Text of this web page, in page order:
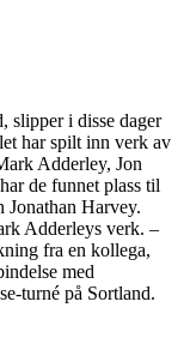
i disse dager
har spilt inn verk av
Adderley, Jon
de funnet plass til
Jonathan Harvey.
Adderleys verk. –
fra en kollega,
med
turné på Sortland.